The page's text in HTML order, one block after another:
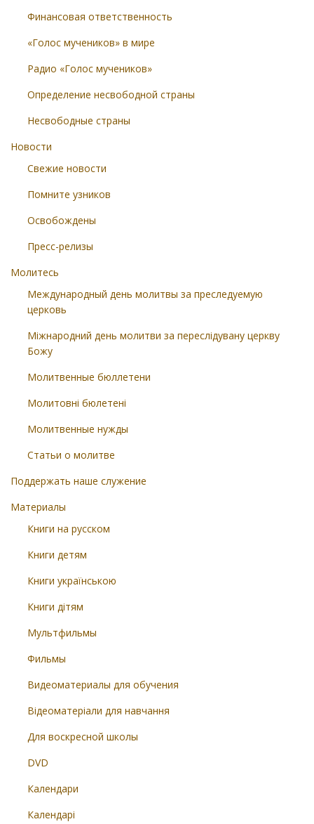
Финансовая ответственность
«Голос мучеников» в мире
Радио «Голос мучеников»
Определение несвободной страны
Несвободные страны
Новости
Свежие новости
Помните узников
Освобождены
Пресс-релизы
Молитесь
Международный день молитвы за преследуемую
церковь
Міжнародний день молитви за переслідувану церкву
Божу
Молитвенные бюллетени
Молитовні бюлетені
Молитвенные нужды
Статьи о молитве
Поддержать наше служение
Материалы
Книги на русском
Книги детям
Книги українською
Книги дітям
Мультфильмы
Фильмы
Видеоматериалы для обучения
Відеоматеріали для навчання
Для воскресной школы
DVD
Календари
Календарі